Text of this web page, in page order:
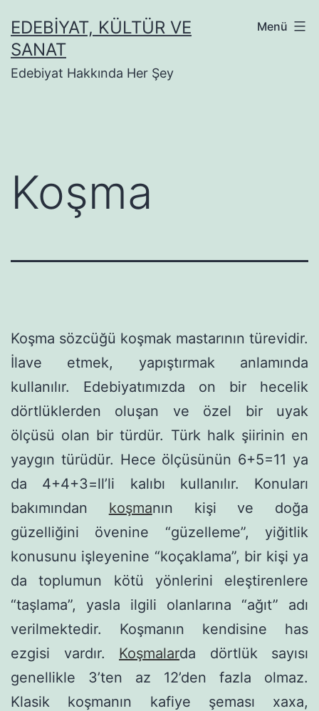
geçEDEBIYAT, KÜLTÜR VE
SANAT
Edebiyat Hakkında Her Şey
Menü
Koşma
Koşma sözcüğü koşmak mastarının türevidir.
İlave etmek, yapıştırmak anlamında
kullanılır. Edebiyatımızda on bir hecelik
dörtlüklerden oluşan ve özel bir uyak
ölçüsü olan bir türdür. Türk halk şiirinin en
yaygın türüdür. Hece ölçüsünün 6+5=11 ya
da 4+4+3=ll’li kalıbı kullanılır. Ko­nuları
bakımından koşmanın kişi ve doğa
güzelliğini övenine “güzelleme”, yiğitlik
konusunu işleyenine “koçaklama”, bir kişi ya
da toplumun kötü yönlerini eleştirenlere
“taşlama”, yasla ilgili olanlarına “ağıt” adı
verilmektedir. Koşmanın ken­disine has
ezgisi vardır. Koşmalarda dörtlük sayısı
genellikle 3’ten az 12’den fazla olmaz.
Klasik koşmanın kafiye şeması xaxa,